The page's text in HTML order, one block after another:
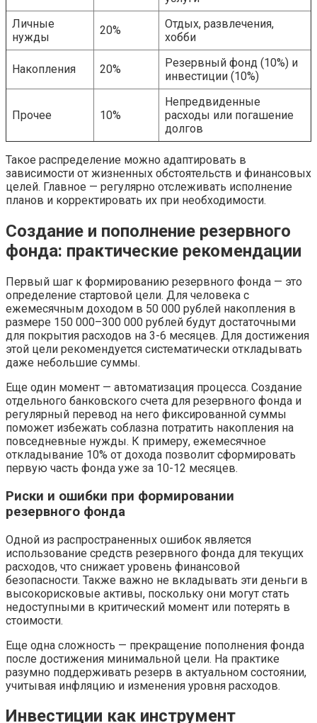
Личные
нужды
20%
Отдых, развлечения,
хобби
Накопления 20%
Резервный фонд (10%) и
инвестиции (10%)
Прочее 10%
Непредвиденные
расходы или погашение
долгов
Такое распределение можно адаптировать в
зависимости от жизненных обстоятельств и финансовых
целей. Главное — регулярно отслеживать исполнение
планов и корректировать их при необходимости.
Создание и пополнение резервного
фонда: практические рекомендации
Первый шаг к формированию резервного фонда — это
определение стартовой цели. Для человека с
ежемесячным доходом в 50 000 рублей накопления в
размере 150 000–300 000 рублей будут достаточными
для покрытия расходов на 3-6 месяцев. Для достижения
этой цели рекомендуется систематически откладывать
даже небольшие суммы.
Еще один момент — автоматизация процесса. Создание
отдельного банковского счета для резервного фонда и
регулярный перевод на него фиксированной суммы
поможет избежать соблазна потратить накопления на
повседневные нужды. К примеру, ежемесячное
откладывание 10% от дохода позволит сформировать
первую часть фонда уже за 10-12 месяцев.
Риски и ошибки при формировании
резервного фонда
Одной из распространенных ошибок является
использование средств резервного фонда для текущих
расходов, что снижает уровень финансовой
безопасности. Также важно не вкладывать эти деньги в
высокорисковые активы, поскольку они могут стать
недоступными в критический момент или потерять в
стоимости.
Еще одна сложность — прекращение пополнения фонда
после достижения минимальной цели. На практике
разумно поддерживать резерв в актуальном состоянии,
учитывая инфляцию и изменения уровня расходов.
Инвестиции как инструмент